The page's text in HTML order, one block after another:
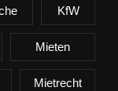
KfW
Mieten
Mietrecht